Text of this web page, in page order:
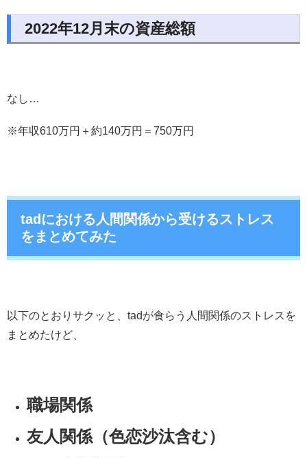
2022年12月末の資産総額
なし…
※年収610万円＋約140万円＝750万円
tadにおける人間関係から受けるストレス
をまとめてみた
以下のとおりサクッと、tadが食らう人間関係のストレスを
まとめたけど、
職場関係
友人関係（色恋沙汰含む）